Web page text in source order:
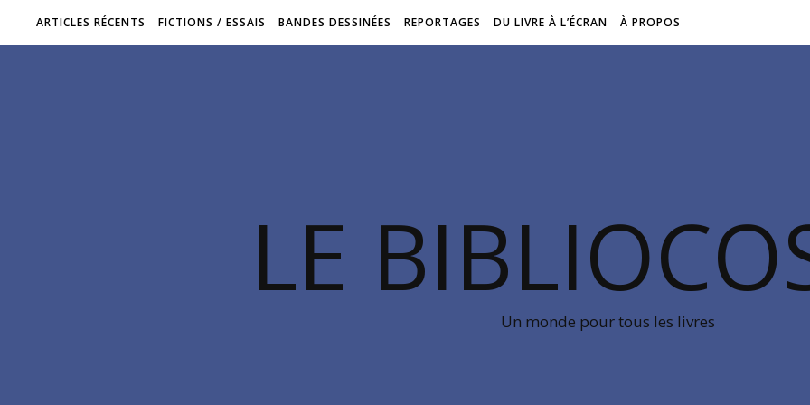
ARTICLES RÉCENTS FICTIONS / ESSAIS BANDES DESSINÉES REPORTAGES DU LIVRE À L’ÉCRAN À PROPOS
LE
Un monde pour tous les livres